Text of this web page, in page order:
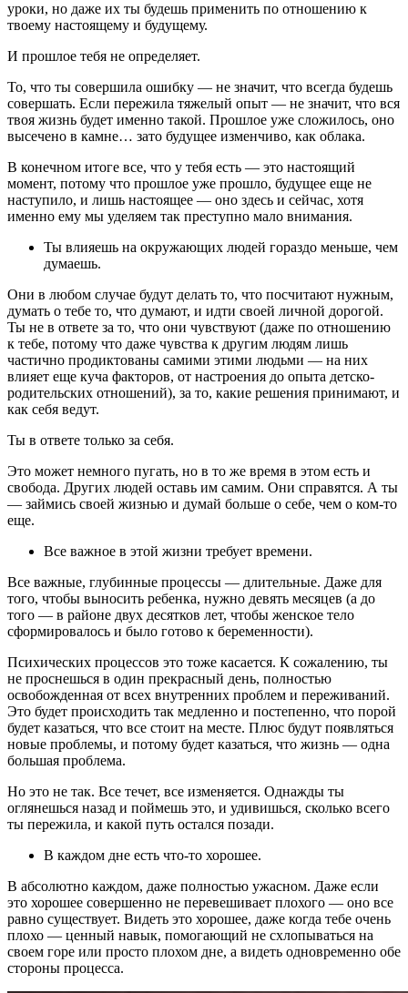
уроки, но даже их ты будешь применить по отношению к
твоему настоящему и будущему.
И прошлое тебя не определяет.
То, что ты совершила ошибку ― не значит, что всегда будешь
совершать. Если пережила тяжелый опыт ― не значит, что вся
твоя жизнь будет именно такой. Прошлое уже сложилось, оно
высечено в камне… зато будущее изменчиво, как облака.
В конечном итоге все, что у тебя есть ― это настоящий
момент, потому что прошлое уже прошло, будущее еще не
наступило, и лишь настоящее ― оно здесь и сейчас, хотя
именно ему мы уделяем так преступно мало внимания.
Ты влияешь на окружающих людей гораздо меньше, чем
думаешь.
Они в любом случае будут делать то, что посчитают нужным,
думать о тебе то, что думают, и идти своей личной дорогой.
Ты не в ответе за то, что они чувствуют (даже по отношению
к тебе, потому что даже чувства к другим людям лишь
частично продиктованы самими этими людьми ― на них
влияет еще куча факторов, от настроения до опыта детско-
родительских отношений), за то, какие решения принимают, и
как себя ведут.
Ты в ответе только за себя.
Это может немного пугать, но в то же время в этом есть и
свобода. Других людей оставь им самим. Они справятся. А ты
― займись своей жизнью и думай больше о себе, чем о ком-то
еще.
Все важное в этой жизни требует времени.
Все важные, глубинные процессы ― длительные. Даже для
того, чтобы выносить ребенка, нужно девять месяцев (а до
того ― в районе двух десятков лет, чтобы женское тело
сформировалось и было готово к беременности).
Психических процессов это тоже касается. К сожалению, ты
не проснешься в один прекрасный день, полностью
освобожденная от всех внутренних проблем и переживаний.
Это будет происходить так медленно и постепенно, что порой
будет казаться, что все стоит на месте. Плюс будут появляться
новые проблемы, и потому будет казаться, что жизнь ― одна
большая проблема.
Но это не так. Все течет, все изменяется. Однажды ты
оглянешься назад и поймешь это, и удивишься, сколько всего
ты пережила, и какой путь остался позади.
В каждом дне есть что-то хорошее.
В абсолютно каждом, даже полностью ужасном. Даже если
это хорошее совершенно не перевешивает плохого ― оно все
равно существует. Видеть это хорошее, даже когда тебе очень
плохо ― ценный навык, помогающий не схлопываться на
своем горе или просто плохом дне, а видеть одновременно обе
стороны процесса.